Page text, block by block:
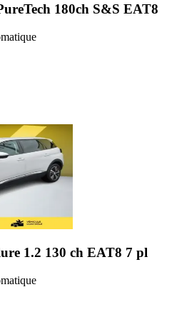
180ch S&S EAT8
1.2 130 ch EAT8 7 pl